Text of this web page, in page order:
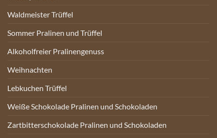
Waldmeister Trüffel
Sommer Pralinen und Trüffel
Alkoholfreier Pralinengenuss
Weihnachten
Lebkuchen Trüffel
Weiße Schokolade Pralinen und Schokoladen
Zartbitterschokolade Pralinen und Schokoladen